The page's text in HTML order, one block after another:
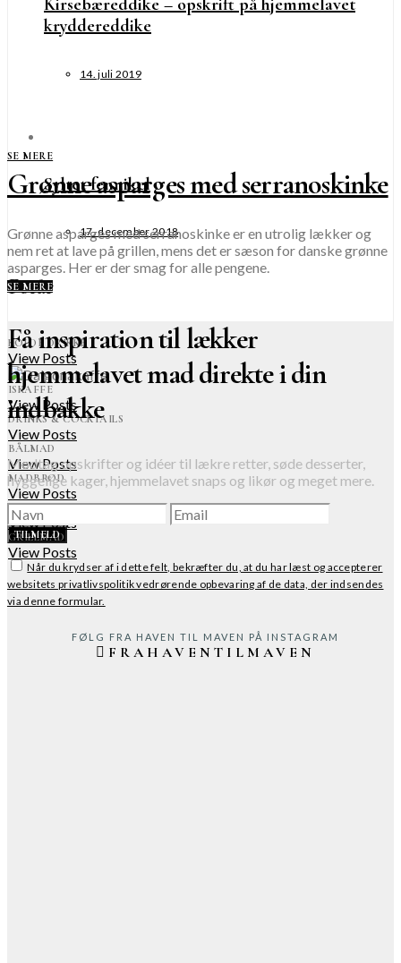
Kirsebæreddike – opskrift på hjemmelavet
kryddereddike
14. juli 2019
Syltet fennikel
17. december 2018
Forår
KOLDE DRIKKE
View Posts
ISKAFFE
View Posts
DRINKS & COCKTAILS
View Posts
BÅLMAD
View Posts
MADBRØD
View Posts
TILBEHØR
View Posts
GRILLMAD
View Posts
SE MERE
Grønne asparges med serranoskinke
Grønne asparges med serranoskinke er en utrolig lækker og
nem ret at lave på grillen, mens det er sæson for danske grønne
asparges. Her er der smag for alle pengene.
SE MERE
Få inspiration til lækker
hjemmelavet mad direkte i din
indbakke
Modtag opskrifter og idéer til lækre retter, søde desserter,
hyggelige kager, hjemmelavet snaps og likør og meget mere.
TILMELD
Når du krydser af i dette felt, bekræfter du, at du har læst og accepterer
websitets privatlivspolitik vedrørende opbevaring af de data, der indsendes
via denne formular.
FRAHAVENTILMAVEN
FØLG FRA HAVEN TIL MAVEN PÅ INSTAGRAM